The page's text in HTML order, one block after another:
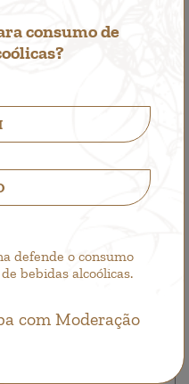
consumo de
defende o consumo
bebidas alcoólicas.
com Moderação
Branco